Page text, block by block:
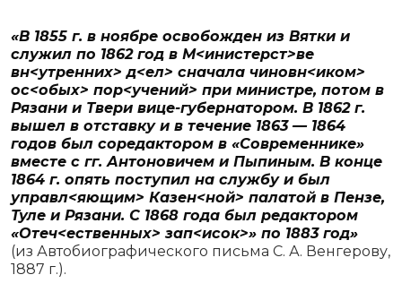
«В 1855 г. в ноябре освобожден из Вятки и
служил по 1862 год в М<инистерст>ве
вн<утренних> д<ел> сначала чиновн<иком>
ос<обых> пор<учений> при министре, потом в
Рязани и Твери вице-губернатором. В 1862 г.
вышел в отставку и в течение 1863 — 1864
годов был соредактором в «Современнике»
вместе с гг. Антоновичем и Пыпиным. В конце
1864 г. опять поступил на службу и был
управл<яющим> Казен<ной> палатой в Пензе,
Туле и Рязани. С 1868 года был редактором
«Отеч<ественных> зап<исок>» по 1883 год»
(из Автобиографического письма С. А. Венгерову,
1887 г.).